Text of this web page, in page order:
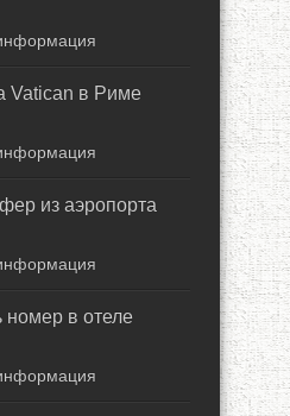
Vatican в Риме
из аэропорта
номер в отеле